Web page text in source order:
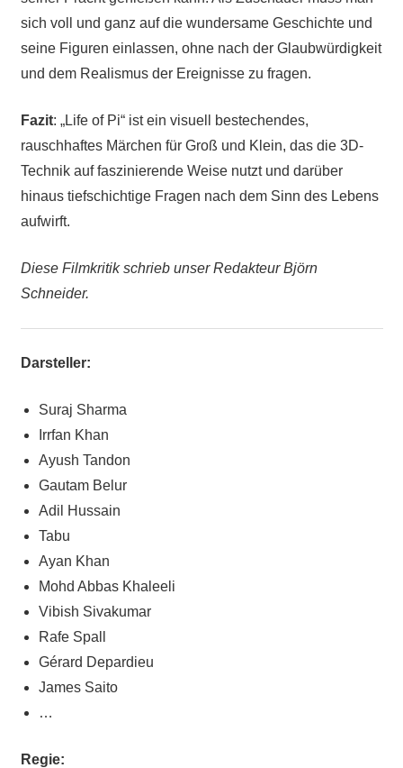
sich voll und ganz auf die wundersame Geschichte und
seine Figuren einlassen, ohne nach der Glaubwürdigkeit
und dem Realismus der Ereignisse zu fragen.
Fazit: „Life of Pi“ ist ein visuell bestechendes,
rauschhaftes Märchen für Groß und Klein, das die 3D-
Technik auf faszinierende Weise nutzt und darüber
hinaus tiefschichtige Fragen nach dem Sinn des Lebens
aufwirft.
Diese Filmkritik schrieb unser Redakteur Björn
Schneider.
Darsteller:
Suraj Sharma
Irrfan Khan
Ayush Tandon
Gautam Belur
Adil Hussain
Tabu
Ayan Khan
Mohd Abbas Khaleeli
Vibish Sivakumar
Rafe Spall
Gérard Depardieu
James Saito
…
Regie: